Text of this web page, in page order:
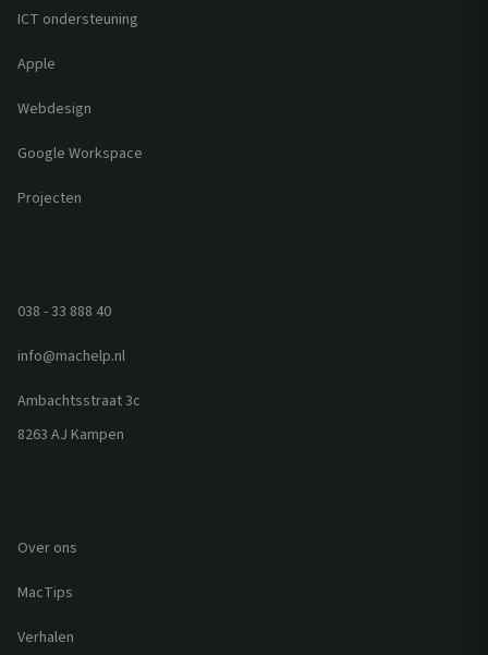
ICT ondersteuning
Apple
Webdesign
Google Workspace
Projecten
038 - 33 888 40
info@machelp.nl
Ambachtsstraat 3c
8263 AJ Kampen
Over ons
MacTips
Verhalen